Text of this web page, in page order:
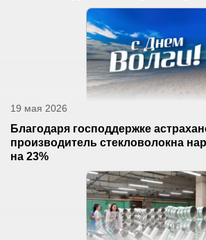
19 мая 2026
Благодаря господдержке
производитель стекловолокна
на 23%